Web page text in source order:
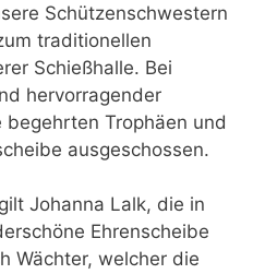
Schützenschwestern
traditionellen
Schießhalle. Bei
hervorragender
Trophäen und
ausgeschossen.
Johanna Lalk, die in
Ehrenscheibe
Wächter, welcher die